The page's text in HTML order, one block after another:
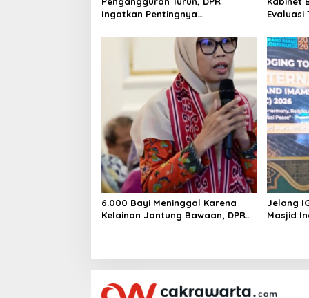
Ingatkan Pentingnya
Layak
Evaluasi
6.000 Bayi Meninggal Karena
Kelainan Jantung Bawaan, DPR
Jelang
Masjid